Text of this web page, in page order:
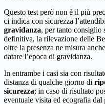
Questo test però non è il più
ci indica con sicurezza
gravidanza, per tanto consiglio
definitiva, la rilevazione delle
oltre la presenza ne misura
datare l’epoca di gravidanza.
In entrambe i casi sia con
distanza di qualche giorno di
sicurezza; in caso di risultato
eventuale visita ed ecografia